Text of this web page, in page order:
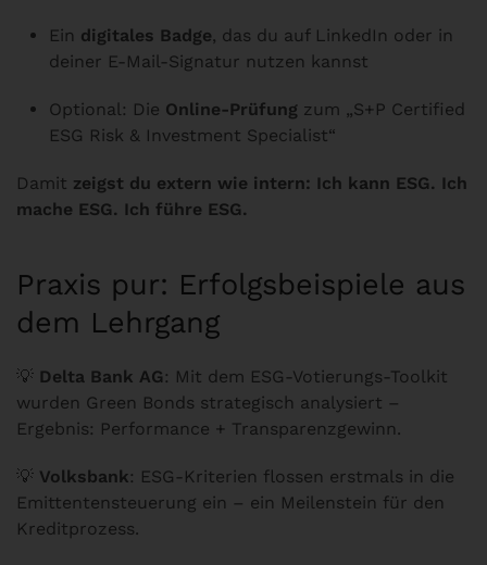
Ein digitales Badge, das du auf LinkedIn oder in
deiner E-Mail-Signatur nutzen kannst
Optional: Die Online-Prüfung zum „S+P Certified
ESG Risk & Investment Specialist“
Damit zeigst du extern wie intern: Ich kann ESG. Ich
mache ESG. Ich führe ESG.
Praxis pur: Erfolgsbeispiele aus
dem Lehrgang
💡 Delta Bank AG : Mit dem ESG-Votierungs-Toolkit
wurden Green Bonds strategisch analysiert –
Ergebnis: Performance + Transparenzgewinn.
💡 Volksbank: ESG-Kriterien flossen erstmals in die
Emittentensteuerung ein – ein Meilenstein für den
Kreditprozess.